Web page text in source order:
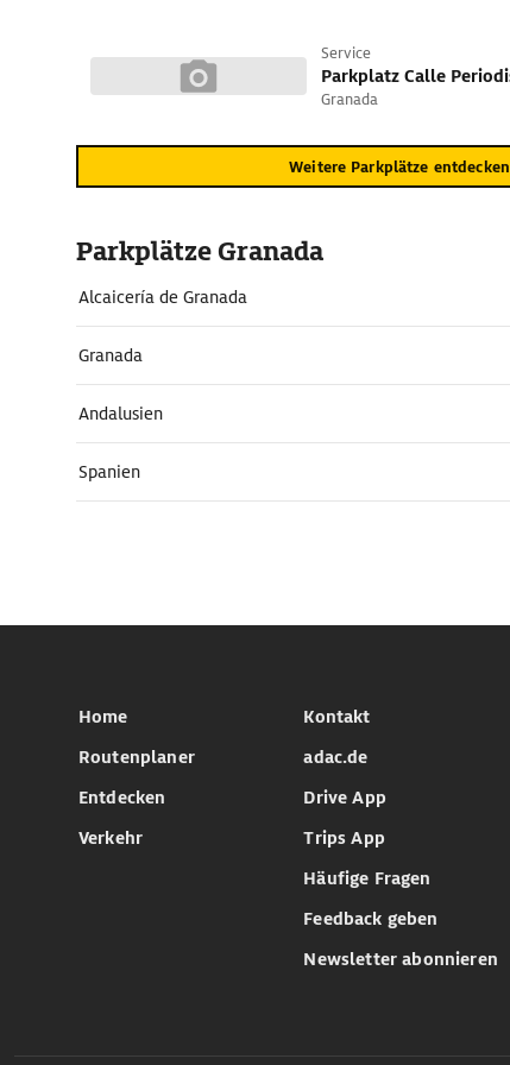
Service
Granada
Weitere Parkplätze entdecken
Parkplätze Granada
Alcaicería de Granada
Granada
Andalusien
Spanien
Home
Routenplaner
Entdecken
Verkehr
Kontakt
adac.de
Drive App
Trips App
Häufige Fragen
Feedback geben
Newsletter abonnieren